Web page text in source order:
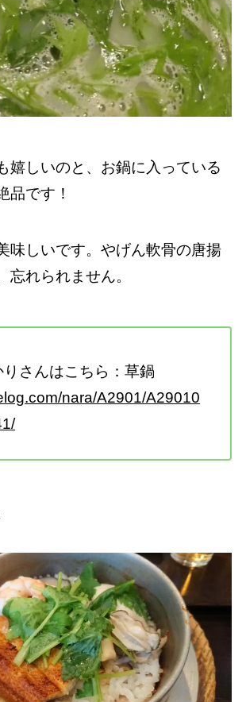
嬉しいのと、お鍋に入っている
品です！
味しいです。やげん軟骨の唐揚
忘れられません。
りさんはこちら：草鍋
nara/A2901/A29010